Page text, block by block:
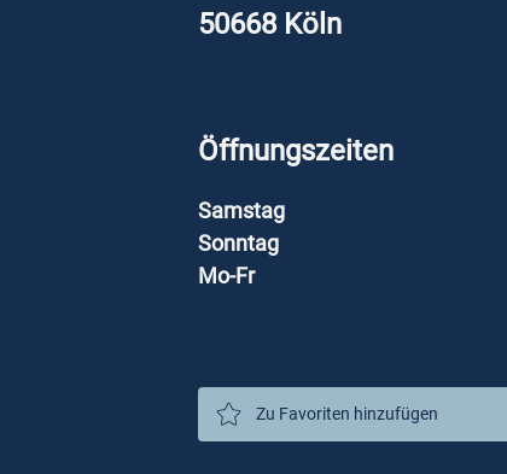
50668 Köln
Öffnungszeiten
Samstag
Sonntag
Mo-Fr
Zu Favoriten hinzufügen